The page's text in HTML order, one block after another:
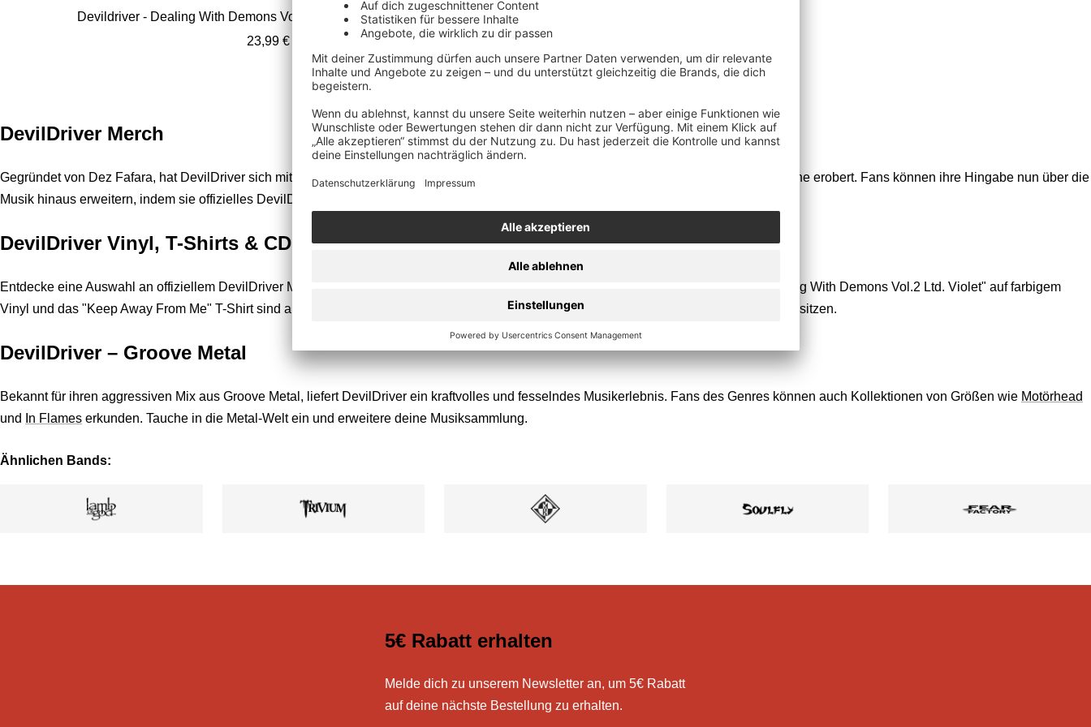
Warenkorb
Devildriver - Dealing With Demons Vol.2 Ltd. Violet - Colored Vinyl
Angebotspreis
23,99 €
DevilDriver Merch
Gegründet von Dez Fafara, hat DevilDriver sich mit ihrem intensiven Sound und unermüdlicher Energie einen festen Platz in der Metal-Szene erobert. Fans können ihre Hingabe nun über die
Musik hinaus erweitern, indem sie offizielles DevilDriver Merchandise bei AFM Records sammeln und tragen.
DevilDriver Vinyl, T-Shirts & CDs
Entdecke eine Auswahl an offiziellem DevilDriver Merch, darunter Vinyl, T-Shirts und CDs. Bemerkenswerte Veröffentlichungen wie "Dealing With Demons Vol.2 Ltd. Violet" auf farbigem
Vinyl und das "Keep Away From Me" T-Shirt sind absolute Must-Haves. Verpasse nicht die Chance, ein Stück DevilDriver-Geschichte zu besitzen.
DevilDriver – Groove Metal
Bekannt für ihren aggressiven Mix aus Groove Metal, liefert DevilDriver ein kraftvolles und fesselndes Musikerlebnis. Fans des Genres können auch Kollektionen von Größen wie Motörhead
und
In Flames erkunden. Tauche in die Metal-Welt ein und erweitere deine Musiksammlung.
Ähnlichen Bands:
5€ Rabatt erhalten
Melde dich zu unserem Newsletter an, um 5€ Rabatt
auf deine nächste Bestellung zu erhalten.